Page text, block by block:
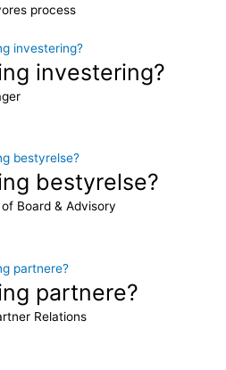
process
investering?
bestyrelse?
Board & Advisory
partnere?
Relations